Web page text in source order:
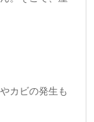
カビの発生も